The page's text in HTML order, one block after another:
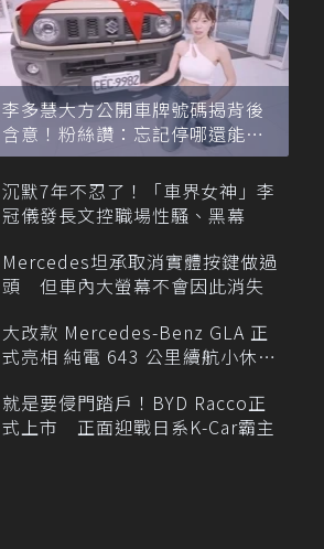
李多慧大方公開車牌號碼揭背後
含意！粉絲讚：忘記停哪還能幫
忙找車
沉默7年不忍了！「車界女神」李
冠儀發長文控職場性騷、黑幕
Mercedes坦承取消實體按鍵做過
頭 但車內大螢幕不會因此消失
大改款 Mercedes-Benz GLA 正
式亮相 純電 643 公里續航小休
就是要侵門踏戶！BYD Racco正
式上市 正面迎戰日系K-Car霸主